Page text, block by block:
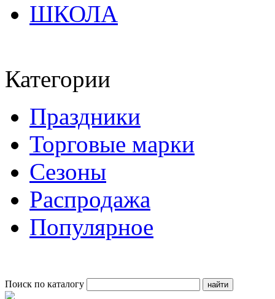
ШКОЛА
Категории
Праздники
Торговые марки
Сезоны
Распродажа
Популярное
Поиск по каталогу